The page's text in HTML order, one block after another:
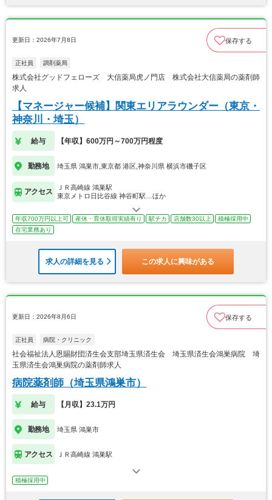
更新日：2026年7月8日 保存する
正社員 調剤薬局
株式会社グッドフェローズ 大信薬局虎ノ門店 株式会社大信薬局の薬剤師
求人
【マネージャー候補】関東エリアラウンダー（東京・
神奈川・埼玉）
給与 【年収】600万円～700万円程度
勤務地 埼玉県 鴻巣市,東京都 港区,神奈川県 横浜市磯子区
アクセス
ＪＲ高崎線 鴻巣駅
東京メトロ日比谷線 神谷町駅…ほか
年収700万円以上可 産休・育休取得実績有り 駅チカ 店舗数30以上
積極採用中
在宅業務あり
求人の詳細を見る この求人に興味がある
更新日：2026年8月6日 保存する
正社員 病院・クリニック
社会福祉法人恩賜財団済生会支部埼玉県済生会 埼玉県済生会鴻巣病院 埼
玉県済生会鴻巣病院の薬剤師求人
病院薬剤師（埼玉県鴻巣市）
給与 【月収】23.1万円
勤務地 埼玉県 鴻巣市
アクセス ＪＲ高崎線 鴻巣駅
積極採用中